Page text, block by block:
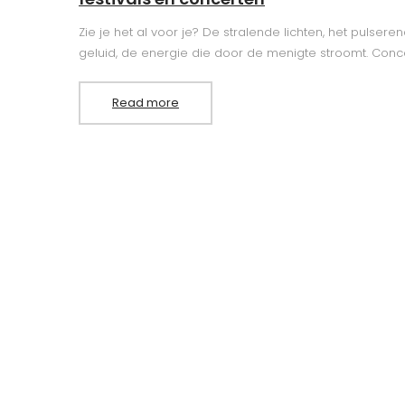
Zie je het al voor je? De stralende lichten, het
geluid, de energie die door de menigte stroomt.
Read more